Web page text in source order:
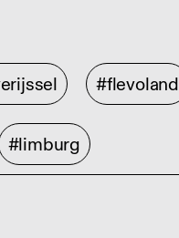
#flevoland
#limburg